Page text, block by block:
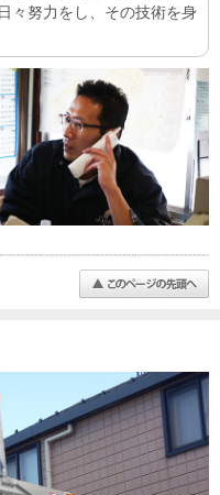
々努力をし、その技術を身